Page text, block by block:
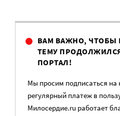
ВАМ ВАЖНО, ЧТОБЫ
ТЕМУ
ПОРТАЛ!
Мы просим подписаться на
регулярный платеж в
Милосердие.ru работает